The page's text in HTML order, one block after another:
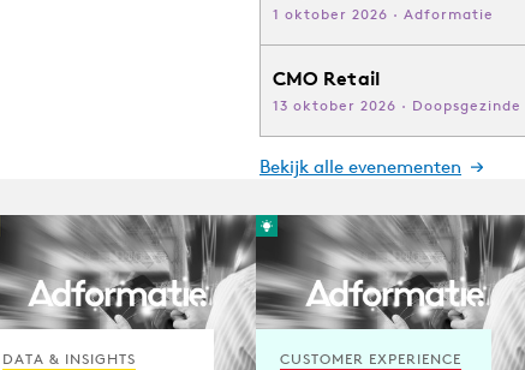
1 oktober 2026 · Adformatie
CMO Retail
13 oktober 2026 ·
Bekijk alle evenementen
DATA & INSIGHTS CUSTOMER EXPERIENCE